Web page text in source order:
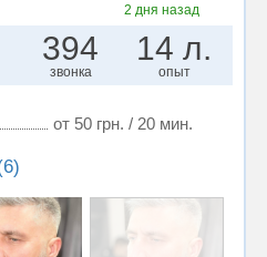
2 дня назад
394
звонка
14 л.
опыт
от 50 грн. / 20 мин.